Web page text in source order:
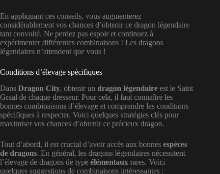
En appliquant ces conseils, vous augmenterez
considérablement vos chances d’obtenir ce dragon légendaire
tant convoité. Ne perdez pas espoir et continuez à
expérimenter différentes combinaisons ! Les dragons
légendaires n’attendent que vous !
Conditions d’élevage spécifiques
Dans Dragon City, obtenir un dragon légendaire est le Saint
Graal de chaque dresseur. Pour cela, il faut connaître les
bonnes combinaisons d’élevage et comprendre les conditions
spécifiques à respecter. Voici quelques stratégies clés pour
maximiser vos chances d’obtenir ce précieux dragon.
Tout d’abord, il est crucial d’avoir accès aux bonnes espèces
de dragons. En général, les dragons légendaires nécessitent
l’élevage de dragons de type élémentaux rares. Voici
quelques suggestions de combinaisons intéressantes :